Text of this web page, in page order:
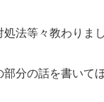
法等々教わりまし
部分の話を書いて